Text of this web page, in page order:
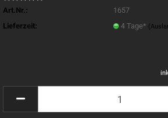
Art.Nr.:
1657
Lieferzeit:
4 Tage*